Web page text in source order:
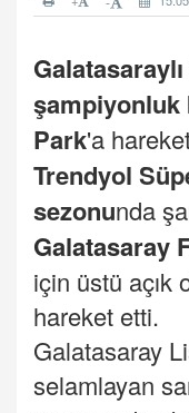
Galatasaray
şampiyonluk
Park'a
Trendyol
sezonunda
Galatasaray
için üstü açık
hareket etti.
Galatasaray
selamlayan